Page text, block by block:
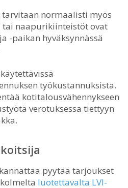
normaalisti myös
tai naapurikiinteistöt ovat
-paikan hyväksynnässä
työkustannuksista.
kotitalousvähennykseen
verotuksessa tiettyyn
pyytää tarjoukset
luotettavalta LVI-